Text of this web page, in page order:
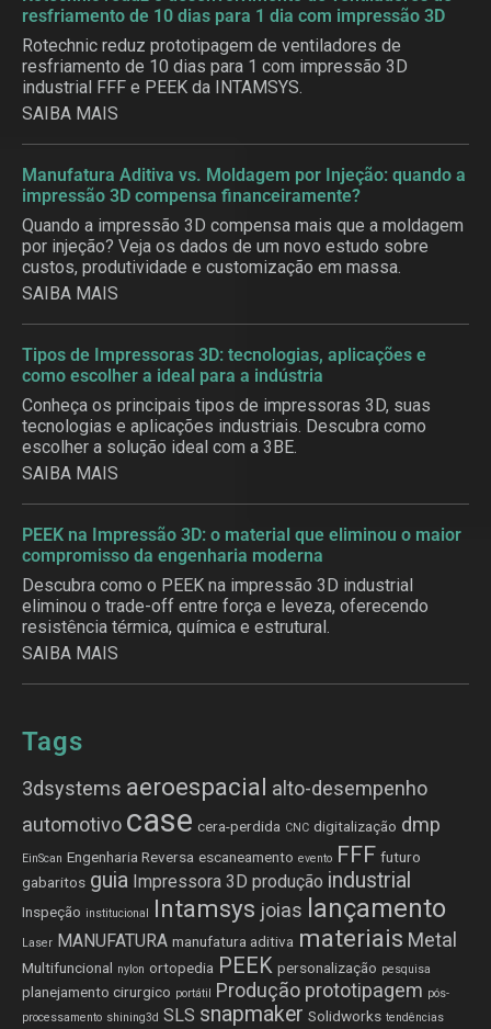
resfriamento de 10 dias para 1 dia com impressão 3D
Rotechnic reduz prototipagem de ventiladores de
resfriamento de 10 dias para 1 com impressão 3D
industrial FFF e PEEK da INTAMSYS.
SAIBA MAIS
Manufatura Aditiva vs. Moldagem por Injeção: quando a
impressão 3D compensa financeiramente?
Quando a impressão 3D compensa mais que a moldagem
por injeção? Veja os dados de um novo estudo sobre
custos, produtividade e customização em massa.
SAIBA MAIS
Tipos de Impressoras 3D: tecnologias, aplicações e
como escolher a ideal para a indústria
Conheça os principais tipos de impressoras 3D, suas
tecnologias e aplicações industriais. Descubra como
escolher a solução ideal com a 3BE.
SAIBA MAIS
PEEK na Impressão 3D: o material que eliminou o maior
compromisso da engenharia moderna
Descubra como o PEEK na impressão 3D industrial
eliminou o trade-off entre força e leveza, oferecendo
resistência térmica, química e estrutural.
SAIBA MAIS
Tags
3dsystems aeroespacial alto-desempenho
automotivo case cera-perdida CNC digitalização dmp
EinScan Engenharia Reversa escaneamento evento FFF futuro
gabaritos guia Impressora 3D produção industrial
Inspeção institucional Intamsys joias lançamento
Laser MANUFATURA manufatura aditiva materiais Metal
Multifuncional nylon ortopedia PEEK personalização pesquisa
planejamento cirurgico portátil Produção prototipagem pós-
processamento shining3d SLS snapmaker Solidworks tendências